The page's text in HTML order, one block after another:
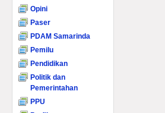
Opini
Paser
PDAM Samarinda
Pemilu
Pendidikan
Politik dan
Pemerintahan
PPU